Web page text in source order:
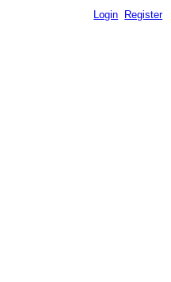
Login Register